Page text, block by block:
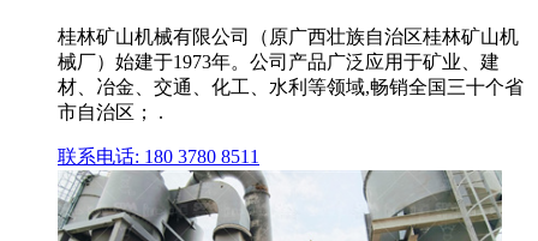
桂林矿山机械有限公司（原广西壮族自治区桂林矿山机
械厂）始建于1973年。公司产品广泛应用于矿业、建
材、冶金、交通、化工、水利等领域,畅销全国三十个省
市自治区； .
联系电话: 180 3780 8511